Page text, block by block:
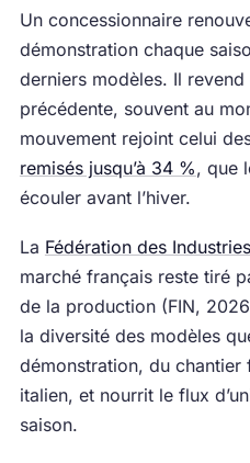
Un concessionnaire
démonstration chaque
derniers modèles. Il revend
précédente, souvent au
mouvement rejoint celui
remisés jusqu’à 34 %, que
écouler avant l’hiver.
La Fédération des
marché français reste tiré
de la production (FIN,
la diversité des modèles
démonstration, du chantier
italien, et nourrit le flux
saison.